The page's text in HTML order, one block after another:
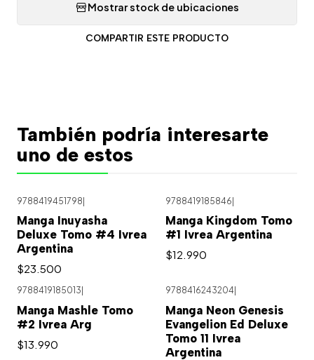
Mostrar stock de ubicaciones
COMPARTIR ESTE PRODUCTO
También podría interesarte
uno de estos
9788419451798
Manga Inuyasha
Deluxe Tomo #4 Ivrea
Argentina
$23.500
9788419185846
Manga Kingdom Tomo
#1 Ivrea Argentina
$12.990
9788419185013
Manga Mashle Tomo
#2 Ivrea Arg
$13.990
9788416243204
Manga Neon Genesis
Evangelion Ed Deluxe
Tomo 11 Ivrea
Argentina